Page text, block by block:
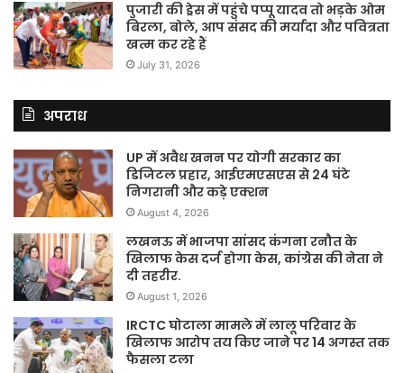
पुजारी की ड्रेस में पहुंचे पप्पू यादव तो भड़के ओम
बिरला, बोले, आप संसद की मर्यादा और पवित्रता
खत्म कर रहे हैं
July 31, 2026
अपराध
UP में अवैध खनन पर योगी सरकार का
डिजिटल प्रहार, आईएमएसएस से 24 घंटे
निगरानी और कड़े एक्शन
August 4, 2026
लखनऊ में भाजपा सांसद कंगना रनौत के
खिलाफ केस दर्ज होगा केस, कांग्रेस की नेता ने
दी तहरीर.
August 1, 2026
IRCTC घोटाला मामले में लालू परिवार के
खिलाफ आरोप तय किए जाने पर 14 अगस्त तक
फैसला टला